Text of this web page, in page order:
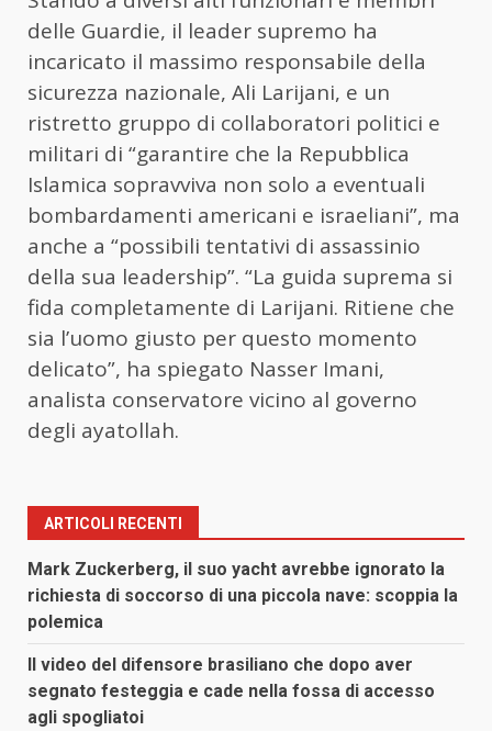
delle Guardie, il leader supremo ha
incaricato il massimo responsabile della
sicurezza nazionale, Ali Larijani, e un
ristretto gruppo di collaboratori politici e
militari di “garantire che la Repubblica
Islamica sopravviva non solo a eventuali
bombardamenti americani e israeliani”, ma
anche a “possibili tentativi di assassinio
della sua leadership”. “La guida suprema si
fida completamente di Larijani. Ritiene che
sia l’uomo giusto per questo momento
delicato”, ha spiegato Nasser Imani,
analista conservatore vicino al governo
degli ayatollah.
ARTICOLI RECENTI
Mark Zuckerberg, il suo yacht avrebbe ignorato la
richiesta di soccorso di una piccola nave: scoppia la
polemica
Il video del difensore brasiliano che dopo aver
segnato festeggia e cade nella fossa di accesso
agli spogliatoi